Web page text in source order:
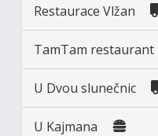
Restaurace Vlžan
TamTam restaurant
U Dvou slunečnic
U Kajmana